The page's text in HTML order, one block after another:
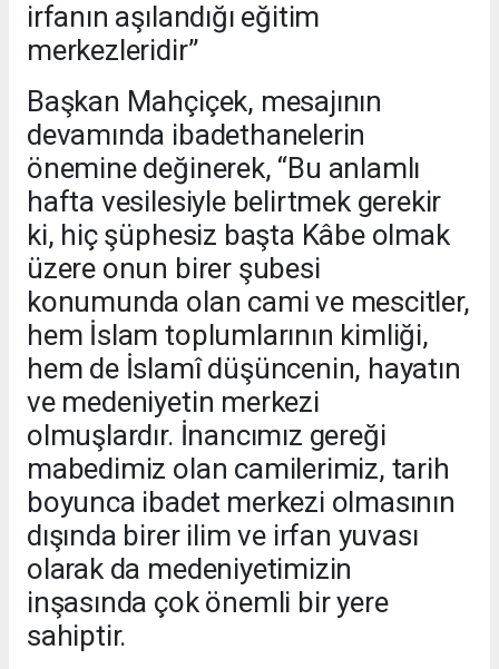
irfanın aşılandığı eğitim
merkezleridir”
Başkan Mahçiçek, mesajının
devamında ibadethanelerin
önemine değinerek, “Bu anlamlı
hafta vesilesiyle belirtmek gerekir
ki, hiç şüphesiz başta Kâbe olmak
üzere onun birer şubesi
konumunda olan cami ve mescitler,
hem İslam toplumlarının kimliği,
hem de İslamî düşüncenin, hayatın
ve medeniyetin merkezi
olmuşlardır. İnancımız gereği
mabedimiz olan camilerimiz, tarih
boyunca ibadet merkezi olmasının
dışında birer ilim ve irfan yuvası
olarak da medeniyetimizin
inşasında çok önemli bir yere
sahiptir.